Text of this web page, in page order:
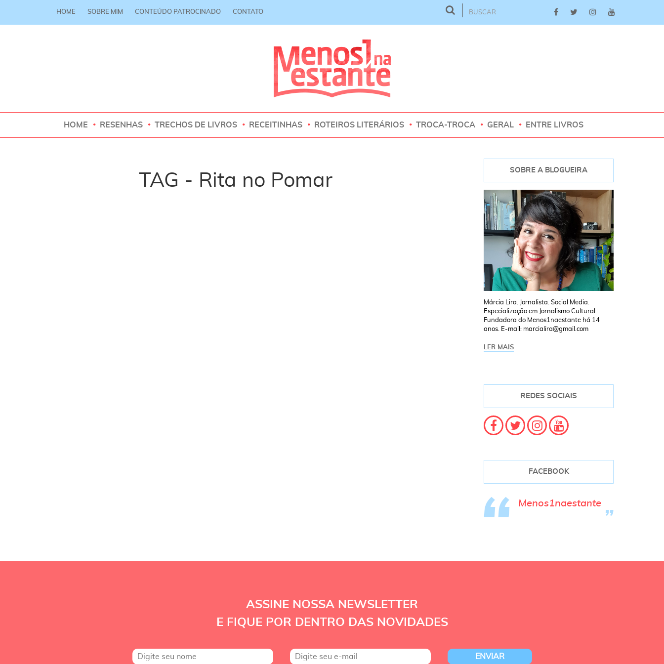
HOME SOBRE MIM CONTEÚDO PATROCINADO CONTATO
HOME RESENHAS TRECHOS DE LIVROS RECEITINHAS ROTEIROS LITERÁRIOS TROCA-TROCA GERAL ENTRE LIVROS
TAG - Rita no Pomar
SOBRE A BLOGUEIRA
Márcia Lira. Jornalista. Social Media.
Especialização em Jornalismo Cultural.
Fundadora do Menos1naestante há 14
anos. E-mail: marcialira@gmail.com
LER MAIS
REDES SOCIAIS
FACEBOOK
Menos1naestante
ASSINE NOSSA NEWSLETTER
E FIQUE POR DENTRO DAS NOVIDADES